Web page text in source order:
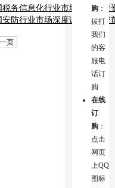
税务信息化行业市场监测及投
安防行业市场深度调研与投资
页
购 ：
拔打
我们
的客
服电
话订
购
在线
订
购 ：
点击
网页
上QQ
图标